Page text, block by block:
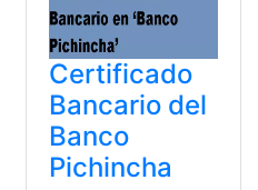
Certificado
Bancario del
Banco
Pichincha